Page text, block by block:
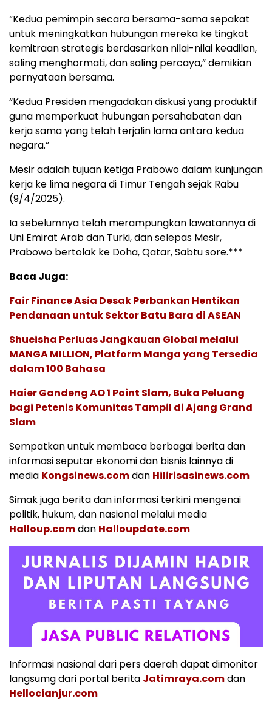
“Kedua pemimpin secara bersama-sama sepakat
untuk meningkatkan hubungan mereka ke tingkat
kemitraan strategis berdasarkan nilai-nilai keadilan,
saling menghormati, dan saling percaya,” demikian
pernyataan bersama.
“Kedua Presiden mengadakan diskusi yang produktif
guna memperkuat hubungan persahabatan dan
kerja sama yang telah terjalin lama antara kedua
negara.”
Mesir adalah tujuan ketiga Prabowo dalam kunjungan
kerja ke lima negara di Timur Tengah sejak Rabu
(9/4/2025).
Ia sebelumnya telah merampungkan lawatannya di
Uni Emirat Arab dan Turki, dan selepas Mesir,
Prabowo bertolak ke Doha, Qatar, Sabtu sore.***
Baca Juga:
Fair Finance Asia Desak Perbankan Hentikan
Pendanaan untuk Sektor Batu Bara di ASEAN
Shueisha Perluas Jangkauan Global melalui
MANGA MILLION, Platform Manga yang Tersedia
dalam 100 Bahasa
Haier Gandeng AO 1 Point Slam, Buka Peluang
bagi Petenis Komunitas Tampil di Ajang Grand
Slam
Sempatkan untuk membaca berbagai berita dan
informasi seputar ekonomi dan bisnis lainnya di
media Kongsinews.comdan Hilirisasinews.com
Simak juga berita dan informasi terkini mengenai
politik, hukum, dan nasional melalui media
Halloup.comdan Halloupdate.com
Informasi nasional dari pers daerah dapat dimonitor
langsumg dari portal berita Jatimraya.comdan
Hellocianjur.com